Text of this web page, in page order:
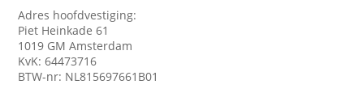
Adres hoofdvestiging:
Piet Heinkade 61
1019 GM Amsterdam
KvK: 64473716
BTW-nr: NL815697661B01